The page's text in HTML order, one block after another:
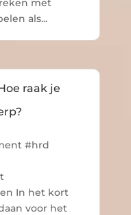
als...
raak je
#hrd
In het kort
voor het